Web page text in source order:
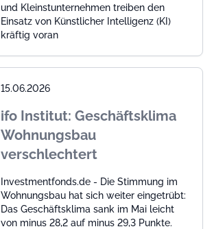
und Kleinstunternehmen treiben den
Einsatz von Künstlicher Intelligenz (KI)
kräftig voran
15.06.2026
ifo Institut: Geschäftsklima
Wohnungsbau
verschlechtert
Investmentfonds.de - Die Stimmung im
Wohnungsbau hat sich weiter eingetrübt:
Das Geschäftsklima sank im Mai leicht
von minus 28,2 auf minus 29,3 Punkte.